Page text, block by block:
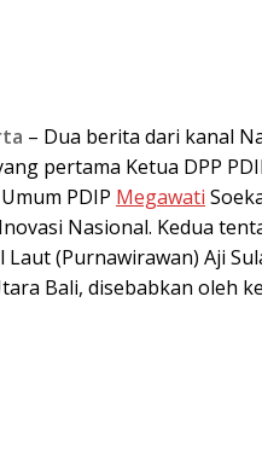
– Dua berita dari kanal
pertama Ketua DPP
PDIP Megawati
Nasional. Kedua
Laut (Purnawirawan) Aji
Bali, disebabkan oleh